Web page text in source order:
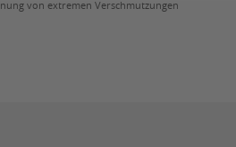
von extremen Verschmutzungen